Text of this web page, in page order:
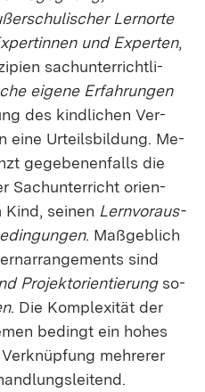
Lern­or­te
und Ex­per­ten,
sach­un­ter­richt­li­
ei­ge­ne Er­fah­run­gen
des kind­li­chen Ver­
ei­ne Ur­teils­bil­dung. Me­
ge­ge­be­nen­falls die
Sach­un­ter­richt ori­en­
sei­nen Lern­vor­aus­
. Maß­geb­lich
sind
Pro­jek­t­ori­en­tie­rungso­
. Die Kom­ple­xi­tät der
be­dingt ein ho­hes
meh­re­rer